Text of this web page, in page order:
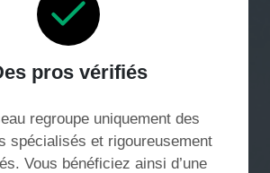
pros vérifiés
regroupe uniquement des
spécialisés et rigoureusement
Vous bénéficiez ainsi d’une